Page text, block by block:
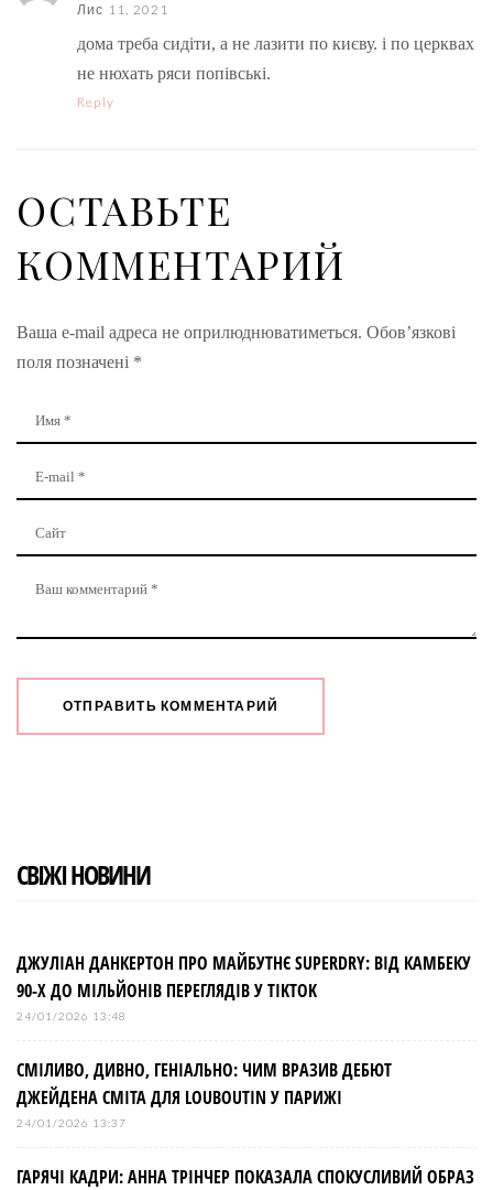
Лис 11, 2021
дома треба сидіти, а не лазити по києву. і по церквах
не нюхать ряси попівські.
Reply
ОСТАВЬТЕ
КОММЕНТАРИЙ
Ваша e-mail адреса не оприлюднюватиметься. Обов’язкові
поля позначені *
СВІЖІ НОВИНИ
ДЖУЛІАН ДАНКЕРТОН ПРО МАЙБУТНЄ SUPERDRY: ВІД КАМБЕКУ
90-Х ДО МІЛЬЙОНІВ ПЕРЕГЛЯДІВ У TIKTOK
24/01/2026 13:48
СМІЛИВО, ДИВНО, ГЕНІАЛЬНО: ЧИМ ВРАЗИВ ДЕБЮТ
ДЖЕЙДЕНА СМІТА ДЛЯ LOUBOUTIN У ПАРИЖІ
24/01/2026 13:37
ГАРЯЧІ КАДРИ: АННА ТРІНЧЕР ПОКАЗАЛА СПОКУСЛИВИЙ ОБРАЗ